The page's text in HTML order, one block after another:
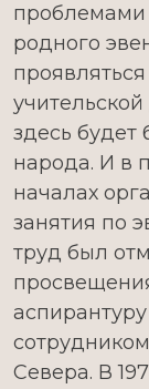
проблемами
родного
здесь будет
народа. И в
началах
занятия по
труд был
Севера. В